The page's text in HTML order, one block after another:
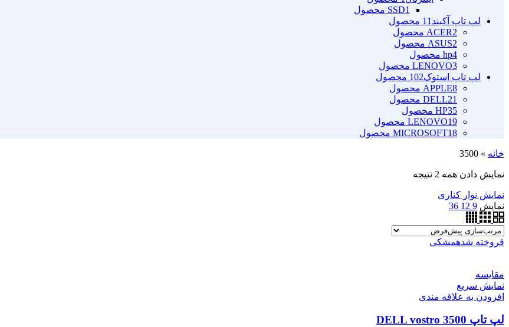
SSD1 محصول
لپ تاپ آکبند 11 محصول
ACER2 محصول
ASUS2 محصول
hp4 محصول
LENOVO3 محصول
لپ تاپ استوک102 محصول
APPLE8 محصول
DELL21 محصول
HP35 محصول
LENOVO19 محصول
MICROSOFT18 محصول
خانه »
3500
نمایش دادن همه 2 نتیجه
نمایش نوار کناری
نمایش 9
12
36
فروخته شدهمشکی
مقايسه
نمایش سریع
افزودن به علاقه مندی
لپ تاپ DELL vostro 3500